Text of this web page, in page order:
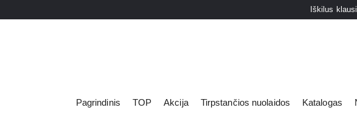
Iškilus
Pagrindinis TOP Akcija Tirpstančios nuolaidos Katalogas